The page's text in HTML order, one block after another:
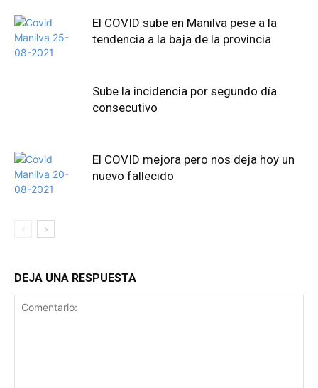
El COVID sube en Manilva pese a la
tendencia a la baja de la provincia
Sube la incidencia por segundo día
consecutivo
El COVID mejora pero nos deja hoy un
nuevo fallecido
DEJA UNA RESPUESTA